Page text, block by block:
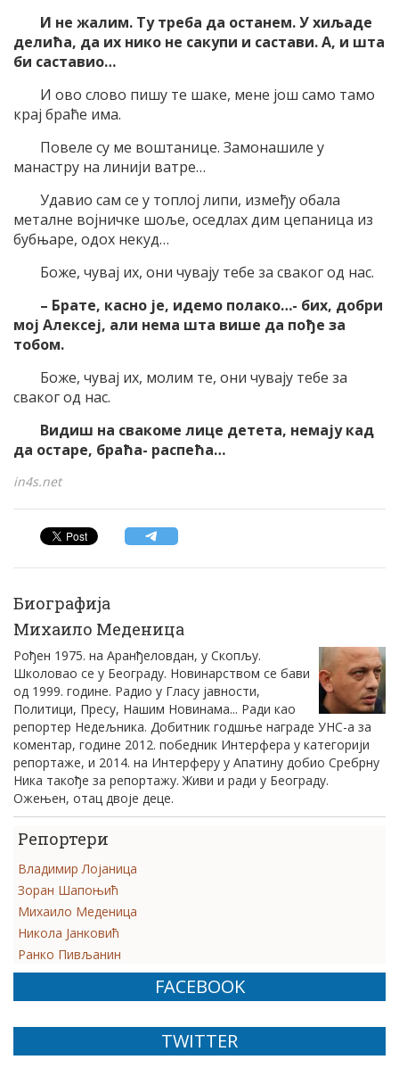
И не жалим. Ту треба да останем. У хиљаде
делића, да их нико не сакупи и састави. А, и шта
би саставио…
И ово слово пишу те шаке, мене још само тамо
крај браће има.
Повеле су ме воштанице. Замонашиле у
манастру на линији ватре…
Удавио сам се у топлој липи, између обала
металне војничке шоље, оседлах дим цепаница из
бубњаре, одох некуд…
Боже, чувај их, они чувају тебе за сваког од нас.
– Брате, касно је, идемо полако…- бих, добри
мој Алексеј, али нема шта више да пође за
тобом.
Боже, чувај их, молим те, они чувају тебе за
сваког од нас.
Видиш на свакоме лице детета, немају кад
да остаре, браћа- распећа…
in4s.net
Биографија
Михаило Меденица
Рођен 1975. на Аранђеловдан, у Скопљу.
Школовао се у Београду. Новинарством се бави
од 1999. године. Радио у Гласу јавности,
Политици, Пресу, Нашим Новинама... Ради као
репортер Недељника. Добитник годшње награде УНС-а за
коментар, године 2012. победник Интерфера у категорији
репортаже, и 2014. на Интерферу у Апатину добио Сребрну
Ника такође за репортажу. Живи и ради у Београду.
Ожењен, отац двоје деце.
Репортери
Владимир Лојаница
Зоран Шапоњић
Михаило Меденица
Никола Јанковић
Ранко Пивљанин
FACEBOOK
TWITTER